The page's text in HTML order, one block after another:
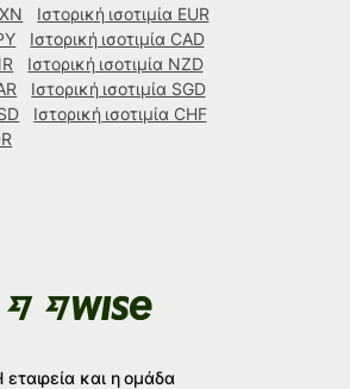
Ιστορική ισοτιμία EUR
Ιστορική ισοτιμία CAD
Ιστορική ισοτιμία NZD
Ιστορική ισοτιμία SGD
Ιστορική ισοτιμία CHF
εταιρεία και η ομάδα